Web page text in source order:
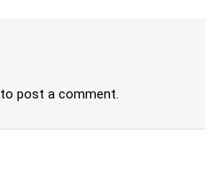
to post a comment.